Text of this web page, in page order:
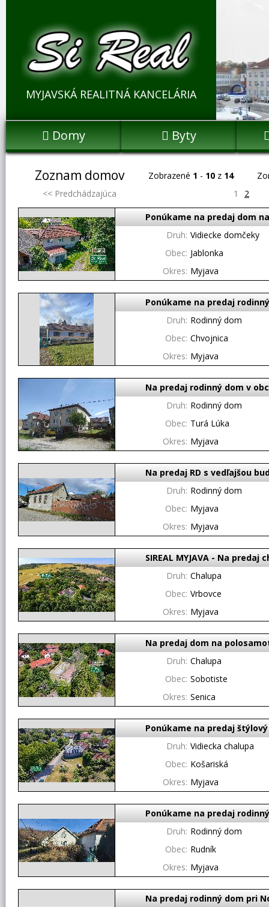
MYJAVSKÁ REALITNÁ KANCELÁRIA
 Domy  Byty
Zoznam domov Zobrazené 1 - 10 z 14
<< Predchádzajúca
1 2
Ponúkame na predaj dom
Druh: Vidiecke domčeky
Obec: Jablonka
Okres: Myjava
Ponúkame na predaj
Druh: Rodinný dom
Obec: Chvojnica
Okres: Myjava
Na predaj rodinný dom v
Druh: Rodinný dom
Obec: Turá Lúka
Okres: Myjava
Na predaj RD s vedľajšou
Druh: Rodinný dom
Obec: Myjava
Okres: Myjava
SIREAL MYJAVA - Na
Druh: Chalupa
Obec: Vrbovce
Okres: Myjava
Na predaj dom na
Druh: Chalupa
Obec: Sobotiste
Okres: Senica
Ponúkame na predaj
Druh: Vidiecka chalupa
Obec: Košariská
Okres: Myjava
Ponúkame na predaj
Druh: Rodinný dom
Obec: Rudník
Okres: Myjava
Na predaj rodinný dom pri